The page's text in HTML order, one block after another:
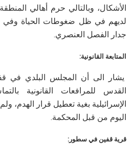
الأشكال، وبالتالي حرم أهالي
لديهم في ظل ضغوطات الحياة وفي
جدار الفصل العنصري.
المتابعة القانونية:
يشار الى أن المجلس البلدي في
القدس للمرافعات القانونية
الإسرائيلية بغية تعطيل قرار
اليوم من قبل المحكمة.
قرية قفين في سطور: